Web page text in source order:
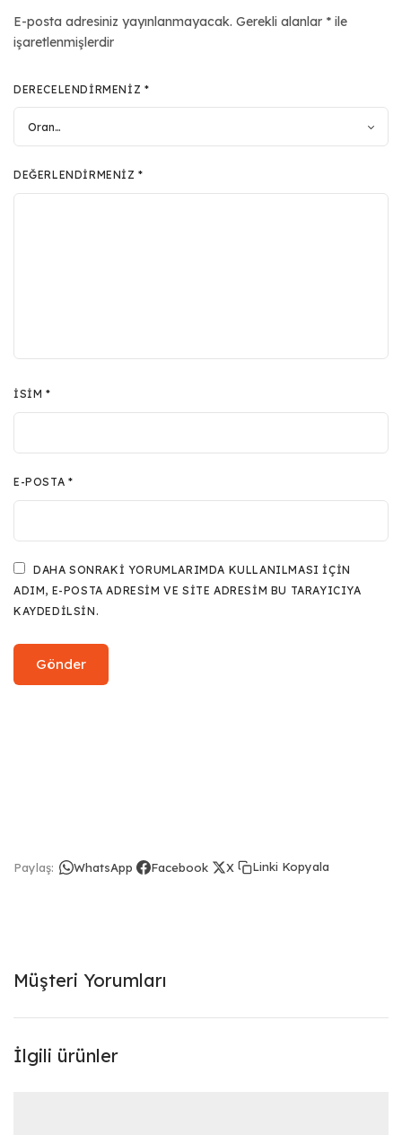
E-posta adresiniz yayınlanmayacak. Gerekli alanlar * ile
işaretlenmişlerdir
DERECELENDIRMENIZ *
DEĞERLENDIRMENIZ*
İSIM*
E-POSTA *
DAHA SONRAKI YORUMLARIMDA KULLANILMASI IÇIN
ADIM, E-POSTA ADRESIM VE SITE ADRESIM BU TARAYICIYA
KAYDEDILSIN.
Paylaş: WhatsApp Facebook X Linki Kopyala
Müşteri Yorumları
İlgili ürünler